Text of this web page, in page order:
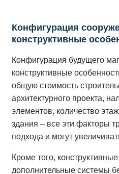
Конфигурация
конструктивные
Конфигурация будущего
конструктивные
общую стоимость
архитектурного проекта,
элементов, количество
здания – все эти факторы
подхода и могут
Кроме того,
дополнительные системы